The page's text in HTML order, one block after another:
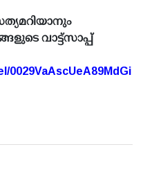
വാട്ട്സാപ്പ്
0029VaAscUeA89MdGi